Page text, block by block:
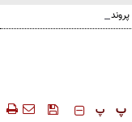
تخلف اداری به دنبال
‍‍‍ پ پ